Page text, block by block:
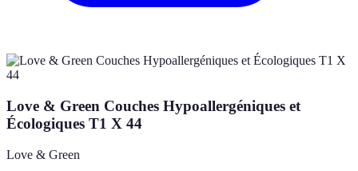
Love & Green Couches Hypoallergéniques et
Écologiques T1 X 44
Love & Green